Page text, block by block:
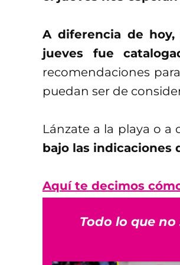
A diferencia de
jueves fue
recomendaciones
puedan ser de
Lánzate a la playa o
bajo las indicaciones
Aquí te decimos
Todo lo que